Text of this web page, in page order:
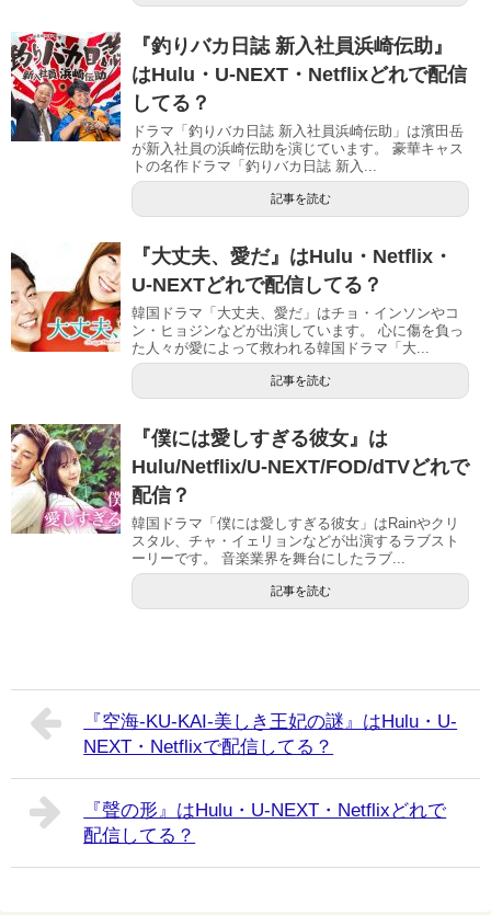
『釣りバカ日誌 新入社員浜崎伝助』
はHulu・U-NEXT・Netflixどれで配信
してる？
ドラマ「釣りバカ日誌 新入社員浜崎伝助」は濱田岳
が新入社員の浜崎伝助を演じています。 豪華キャス
トの名作ドラマ「釣りバカ日誌 新入...
記事を読む
『大丈夫、愛だ』はHulu・Netflix・
U-NEXTどれで配信してる？
韓国ドラマ「大丈夫、愛だ」はチョ・インソンやコ
ン・ヒョジンなどが出演しています。 心に傷を負っ
た人々が愛によって救われる韓国ドラマ「大...
記事を読む
『僕には愛しすぎる彼女』は
Hulu/Netflix/U-NEXT/FOD/dTVどれで
配信？
韓国ドラマ「僕には愛しすぎる彼女」はRainやクリ
スタル、チャ・イェリョンなどが出演するラブスト
ーリーです。 音楽業界を舞台にしたラブ...
記事を読む
『空海-KU-KAI-美しき王妃の謎』はHulu・U-
NEXT・Netflixで配信してる？
『聲の形』はHulu・U-NEXT・Netflixどれで
配信してる？